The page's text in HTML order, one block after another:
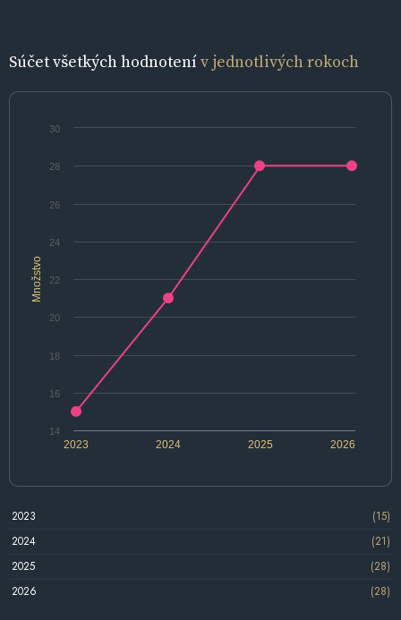
Súčet všetkých hodnotenív jednotlivých rokoch
Množstvo
2024 2026
2023 2025
14
16
18
20
22
24
26
28
30
2023
(15)
2024
(21)
2025
(28)
2026
(28)